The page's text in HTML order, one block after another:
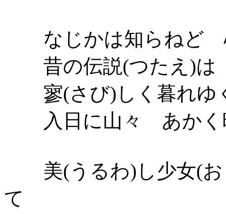
なじかは知らねど
昔の伝説(つたえ)は
寥(さび)しく暮れゆ
入日に山々 あかく
美(うるわ)し少女(お
て